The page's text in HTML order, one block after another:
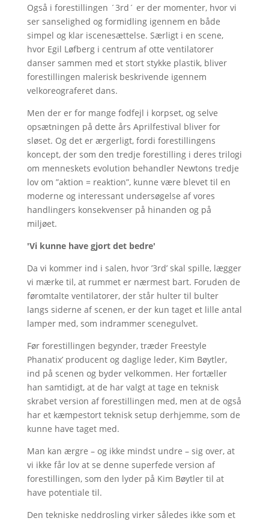
Også i forestillingen ´3rd´ er der momenter, hvor vi
ser sanselighed og formidling igennem en både
simpel og klar iscenesættelse. Særligt i en scene,
hvor Egil Løfberg i centrum af otte ventilatorer
danser sammen med et stort stykke plastik, bliver
forestillingen malerisk beskrivende igennem
velkoreograferet dans.
Men der er for mange fodfejl i korpset, og selve
opsætningen på dette års Aprilfestival bliver for
sløset. Og det er ærgerligt, fordi forestillingens
koncept, der som den tredje forestilling i deres trilogi
om menneskets evolution behandler Newtons tredje
lov om ”aktion = reaktion”, kunne være blevet til en
moderne og interessant undersøgelse af vores
handlingers konsekvenser på hinanden og på
miljøet.
'Vi kunne have gjort det bedre'
Da vi kommer ind i salen, hvor ’3rd’ skal spille, lægger
vi mærke til, at rummet er nærmest bart. Foruden de
føromtalte ventilatorer, der står hulter til bulter
langs siderne af scenen, er der kun taget et lille antal
lamper med, som indrammer scenegulvet.
Før forestillingen begynder, træder Freestyle
Phanatix’ producent og daglige leder, Kim Bøytler,
ind på scenen og byder velkommen. Her fortæller
han samtidigt, at de har valgt at tage en teknisk
skrabet version af forestillingen med, men at de også
har et kæmpestort teknisk setup derhjemme, som de
kunne have taget med.
Man kan ærgre – og ikke mindst undre – sig over, at
vi ikke får lov at se denne superfede version af
forestillingen, som den lyder på Kim Bøytler til at
have potentiale til.
Den tekniske neddrosling virker således ikke som et